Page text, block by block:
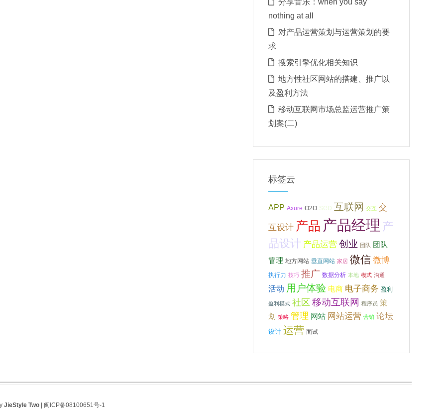
分享音乐：when you say
nothing at all
对产品运营策划与运营策划的要
求
搜索引擎优化相关知识
地方性社区网站的搭建、推广以
及盈利方法
移动互联网市场总监运营推广策
划案(二)
标签云
APP Axure O2O seo 互联网 交互 交
互设计 产品 产品经理 产
品设计 产品运营 创业 团队
团队
管理 地方网站 垂直网站 家居 微信 微博
执行力 技巧 推广 数据分析 本地 模式 沟通
活动 用户体验 电商 电子商务 盈利
盈利模式 社区 移动互联网 程序员 策
划
策略 管理 网站 网站运营 营销 论坛
设计 运营 面试
JieStyle Two 闽ICP备08100651号-1